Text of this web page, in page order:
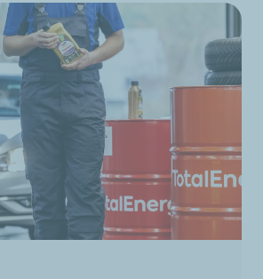
une gamme complète de
des performances
températures pouvant atteindre